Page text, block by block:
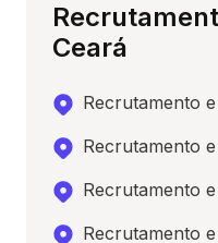
Ceará
Recrutamento
Recrutamento
Recrutamento
Recrutamento